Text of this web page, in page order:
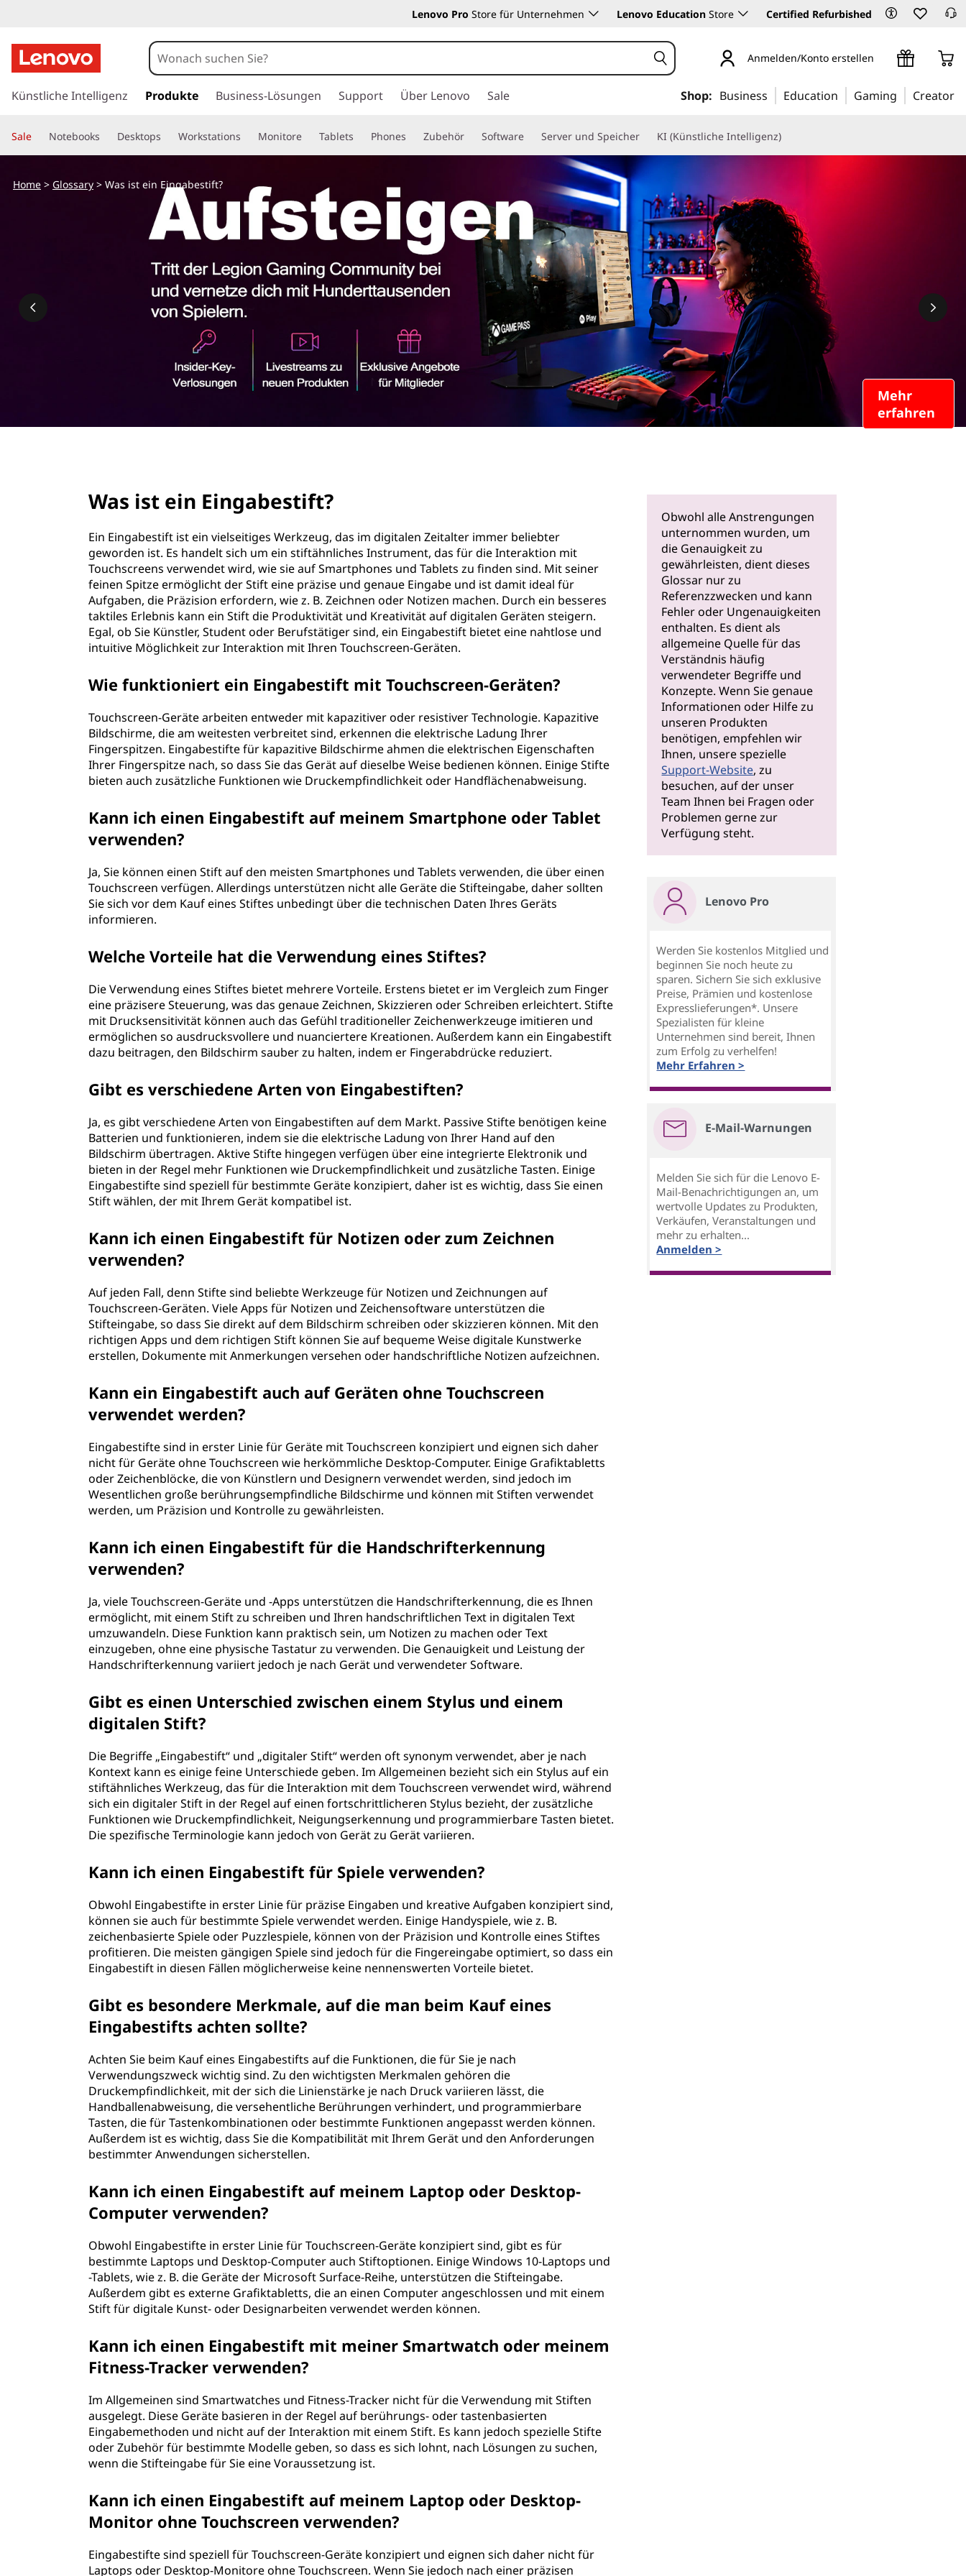
a
Lenovo Pro Store für Unternehmen Lenovo Education Store Certified Refurbished
u
a
u
t
Anmelden/Konto erstellen
Künstliche Intelligenz Produkte Business-Lösungen Support Über Lenovo Sale Shop: Business Education Gaming Creator
Sale Notebooks Desktops Workstations Monitore Tablets Phones Zubehör Software Server und Speicher KI (Künstliche Intelligenz)
Mehr
erfahren
Home > Glossary > Was ist ein Eingabestift?
Was ist ein Eingabestift?
Ein Eingabestift ist ein vielseitiges Werkzeug, das im digitalen Zeitalter immer beliebter
geworden ist. Es handelt sich um ein stiftähnliches Instrument, das für die Interaktion mit
Touchscreens verwendet wird, wie sie auf Smartphones und Tablets zu finden sind. Mit seiner
feinen Spitze ermöglicht der Stift eine präzise und genaue Eingabe und ist damit ideal für
Aufgaben, die Präzision erfordern, wie z. B. Zeichnen oder Notizen machen. Durch ein besseres
taktiles Erlebnis kann ein Stift die Produktivität und Kreativität auf digitalen Geräten steigern.
Egal, ob Sie Künstler, Student oder Berufstätiger sind, ein Eingabestift bietet eine nahtlose und
intuitive Möglichkeit zur Interaktion mit Ihren Touchscreen-Geräten.
Wie funktioniert ein Eingabestift mit Touchscreen-Geräten?
Touchscreen-Geräte arbeiten entweder mit kapazitiver oder resistiver Technologie. Kapazitive
Bildschirme, die am weitesten verbreitet sind, erkennen die elektrische Ladung Ihrer
Fingerspitzen. Eingabestifte für kapazitive Bildschirme ahmen die elektrischen Eigenschaften
Ihrer Fingerspitze nach, so dass Sie das Gerät auf dieselbe Weise bedienen können. Einige Stifte
bieten auch zusätzliche Funktionen wie Druckempfindlichkeit oder Handflächenabweisung.
Kann ich einen Eingabestift auf meinem Smartphone oder Tablet
verwenden?
Ja, Sie können einen Stift auf den meisten Smartphones und Tablets verwenden, die über einen
Touchscreen verfügen. Allerdings unterstützen nicht alle Geräte die Stifteingabe, daher sollten
Sie sich vor dem Kauf eines Stiftes unbedingt über die technischen Daten Ihres Geräts
informieren.
Welche Vorteile hat die Verwendung eines Stiftes?
Die Verwendung eines Stiftes bietet mehrere Vorteile. Erstens bietet er im Vergleich zum Finger
eine präzisere Steuerung, was das genaue Zeichnen, Skizzieren oder Schreiben erleichtert. Stifte
mit Drucksensitivität können auch das Gefühl traditioneller Zeichenwerkzeuge imitieren und
ermöglichen so ausdrucksvollere und nuanciertere Kreationen. Außerdem kann ein Eingabestift
dazu beitragen, den Bildschirm sauber zu halten, indem er Fingerabdrücke reduziert.
Gibt es verschiedene Arten von Eingabestiften?
Ja, es gibt verschiedene Arten von Eingabestiften auf dem Markt. Passive Stifte benötigen keine
Batterien und funktionieren, indem sie die elektrische Ladung von Ihrer Hand auf den
Bildschirm übertragen. Aktive Stifte hingegen verfügen über eine integrierte Elektronik und
bieten in der Regel mehr Funktionen wie Druckempfindlichkeit und zusätzliche Tasten. Einige
Eingabestifte sind speziell für bestimmte Geräte konzipiert, daher ist es wichtig, dass Sie einen
Stift wählen, der mit Ihrem Gerät kompatibel ist.
Kann ich einen Eingabestift für Notizen oder zum Zeichnen
verwenden?
Auf jeden Fall, denn Stifte sind beliebte Werkzeuge für Notizen und Zeichnungen auf
Touchscreen-Geräten. Viele Apps für Notizen und Zeichensoftware unterstützen die
Stifteingabe, so dass Sie direkt auf dem Bildschirm schreiben oder skizzieren können. Mit den
richtigen Apps und dem richtigen Stift können Sie auf bequeme Weise digitale Kunstwerke
erstellen, Dokumente mit Anmerkungen versehen oder handschriftliche Notizen aufzeichnen.
Kann ein Eingabestift auch auf Geräten ohne Touchscreen
verwendet werden?
Eingabestifte sind in erster Linie für Geräte mit Touchscreen konzipiert und eignen sich daher
nicht für Geräte ohne Touchscreen wie herkömmliche Desktop-Computer. Einige Grafiktabletts
oder Zeichenblöcke, die von Künstlern und Designern verwendet werden, sind jedoch im
Wesentlichen große berührungsempfindliche Bildschirme und können mit Stiften verwendet
werden, um Präzision und Kontrolle zu gewährleisten.
Kann ich einen Eingabestift für die Handschrifterkennung
verwenden?
Ja, viele Touchscreen-Geräte und -Apps unterstützen die Handschrifterkennung, die es Ihnen
ermöglicht, mit einem Stift zu schreiben und Ihren handschriftlichen Text in digitalen Text
umzuwandeln. Diese Funktion kann praktisch sein, um Notizen zu machen oder Text
einzugeben, ohne eine physische Tastatur zu verwenden. Die Genauigkeit und Leistung der
Handschrifterkennung variiert jedoch je nach Gerät und verwendeter Software.
Gibt es einen Unterschied zwischen einem Stylus und einem
digitalen Stift?
Die Begriffe „Eingabestift“ und „digitaler Stift“ werden oft synonym verwendet, aber je nach
Kontext kann es einige feine Unterschiede geben. Im Allgemeinen bezieht sich ein Stylus auf ein
stiftähnliches Werkzeug, das für die Interaktion mit dem Touchscreen verwendet wird, während
sich ein digitaler Stift in der Regel auf einen fortschrittlicheren Stylus bezieht, der zusätzliche
Funktionen wie Druckempfindlichkeit, Neigungserkennung und programmierbare Tasten bietet.
Die spezifische Terminologie kann jedoch von Gerät zu Gerät variieren.
Kann ich einen Eingabestift für Spiele verwenden?
Obwohl Eingabestifte in erster Linie für präzise Eingaben und kreative Aufgaben konzipiert sind,
können sie auch für bestimmte Spiele verwendet werden. Einige Handyspiele, wie z. B.
zeichenbasierte Spiele oder Puzzlespiele, können von der Präzision und Kontrolle eines Stiftes
profitieren. Die meisten gängigen Spiele sind jedoch für die Fingereingabe optimiert, so dass ein
Eingabestift in diesen Fällen möglicherweise keine nennenswerten Vorteile bietet.
Gibt es besondere Merkmale, auf die man beim Kauf eines
Eingabestifts achten sollte?
Achten Sie beim Kauf eines Eingabestifts auf die Funktionen, die für Sie je nach
Verwendungszweck wichtig sind. Zu den wichtigsten Merkmalen gehören die
Druckempfindlichkeit, mit der sich die Linienstärke je nach Druck variieren lässt, die
Handballenabweisung, die versehentliche Berührungen verhindert, und programmierbare
Tasten, die für Tastenkombinationen oder bestimmte Funktionen angepasst werden können.
Außerdem ist es wichtig, dass Sie die Kompatibilität mit Ihrem Gerät und den Anforderungen
bestimmter Anwendungen sicherstellen.
Kann ich einen Eingabestift auf meinem Laptop oder Desktop-
Computer verwenden?
Obwohl Eingabestifte in erster Linie für Touchscreen-Geräte konzipiert sind, gibt es für
bestimmte Laptops und Desktop-Computer auch Stiftoptionen. Einige Windows 10-Laptops und
-Tablets, wie z. B. die Geräte der Microsoft Surface-Reihe, unterstützen die Stifteingabe.
Außerdem gibt es externe Grafiktabletts, die an einen Computer angeschlossen und mit einem
Stift für digitale Kunst- oder Designarbeiten verwendet werden können.
Kann ich einen Eingabestift mit meiner Smartwatch oder meinem
Fitness-Tracker verwenden?
Im Allgemeinen sind Smartwatches und Fitness-Tracker nicht für die Verwendung mit Stiften
ausgelegt. Diese Geräte basieren in der Regel auf berührungs- oder tastenbasierten
Eingabemethoden und nicht auf der Interaktion mit einem Stift. Es kann jedoch spezielle Stifte
oder Zubehör für bestimmte Modelle geben, so dass es sich lohnt, nach Lösungen zu suchen,
wenn die Stifteingabe für Sie eine Voraussetzung ist.
Kann ich einen Eingabestift auf meinem Laptop oder Desktop-
Monitor ohne Touchscreen verwenden?
Eingabestifte sind speziell für Touchscreen-Geräte konzipiert und eignen sich daher nicht für
Laptops oder Desktop-Monitore ohne Touchscreen. Wenn Sie jedoch nach einer präzisen
Obwohl alle Anstrengungen
unternommen wurden, um
die Genauigkeit zu
gewährleisten, dient dieses
Glossar nur zu
Referenzzwecken und kann
Fehler oder Ungenauigkeiten
enthalten. Es dient als
allgemeine Quelle für das
Verständnis häufig
verwendeter Begriffe und
Konzepte. Wenn Sie genaue
Informationen oder Hilfe zu
unseren Produkten
benötigen, empfehlen wir
Ihnen, unsere spezielle
Support-Website, zu
besuchen, auf der unser
Team Ihnen bei Fragen oder
Problemen gerne zur
Verfügung steht.
Lenovo Pro
Werden Sie kostenlos Mitglied und
beginnen Sie noch heute zu
sparen. Sichern Sie sich exklusive
Preise, Prämien und kostenlose
Expresslieferungen*. Unsere
Spezialisten für kleine
Unternehmen sind bereit, Ihnen
zum Erfolg zu verhelfen!
Mehr Erfahren >
E-Mail-Warnungen
Melden Sie sich für die Lenovo E-
Mail-Benachrichtigungen an, um
wertvolle Updates zu Produkten,
Verkäufen, Veranstaltungen und
mehr zu erhalten...
Anmelden >